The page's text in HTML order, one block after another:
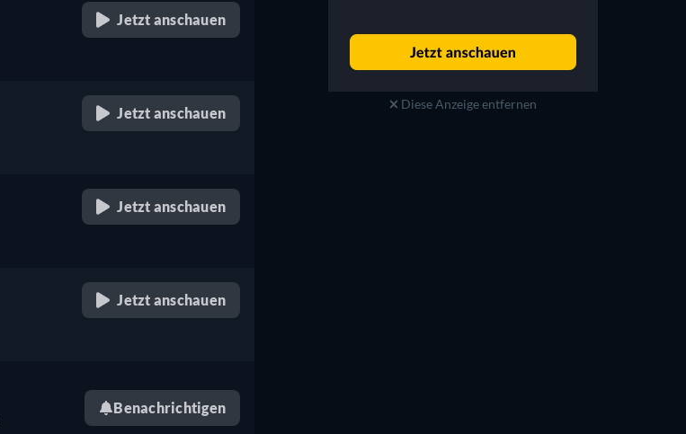
Jetzt anschauen
Jetzt anschauen
Jetzt anschauen
Jetzt anschauen
Benachrichtigen
Diese Anzeige entfernen